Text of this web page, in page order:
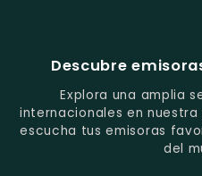
Música
Del
Recuerdo
En
Quito.
Estación
De
Los
En
Descubre
Explora una amplia
internacionales en
escucha tus emisoras
del